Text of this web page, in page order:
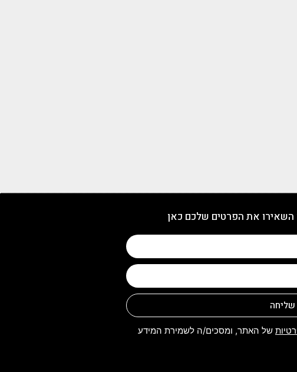
השאירו את הפרטים שלכם כאן
שליחה
של האתר, ומסכים/ה לשמירת המידע